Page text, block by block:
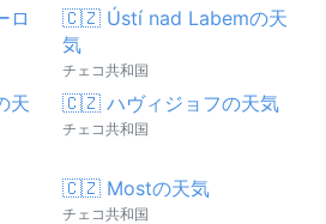
ロ
🇨🇿 Ústí nad Labemの天
気
チェコ共和国
天
🇨🇿 ハヴィジョフの天気
チェコ共和国
🇨🇿 Mostの天気
チェコ共和国